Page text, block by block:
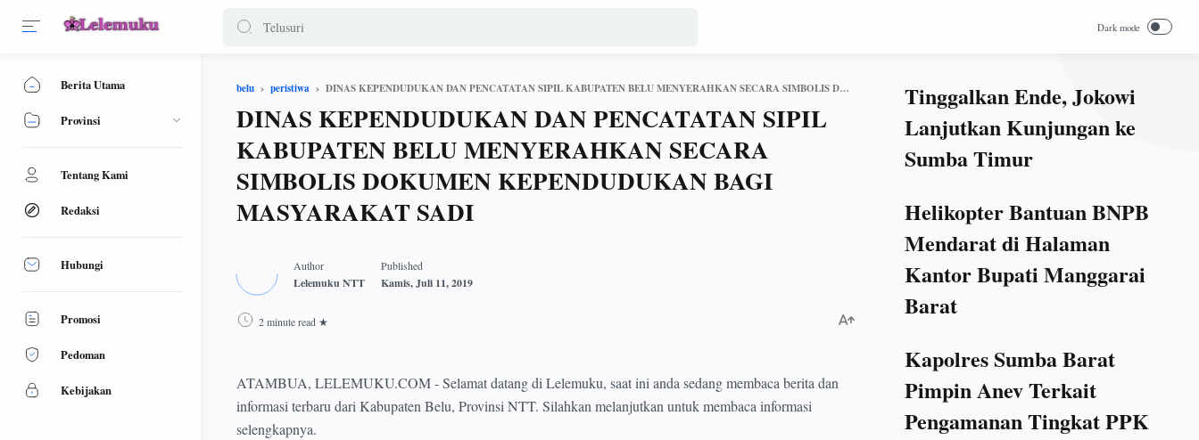
belu peristiwa DINAS KEPENDUDUKAN DAN PENCATATAN SIPIL KABUPATEN BELU MENYERAHKAN SECARA SIMBOLIS DOKUMEN KEPENDUDUKAN BAGI MASYARAKAT SADI
DINAS KEPENDUDUKAN DAN PENCATATAN SIPIL
KABUPATEN BELU MENYERAHKAN SECARA
SIMBOLIS DOKUMEN KEPENDUDUKAN BAGI
MASYARAKAT SADI
2 minute read
ATAMBUA, LELEMUKU.COM - Selamat datang di Lelemuku, saat ini anda sedang membaca berita dan
informasi terbaru dari Kabupaten Belu, Provinsi NTT. Silahkan melanjutkan untuk membaca informasi
selengkapnya.
Tinggalkan Ende, Jokowi
Lanjutkan Kunjungan ke
Sumba Timur
Helikopter Bantuan BNPB
Mendarat di Halaman
Kantor Bupati Manggarai
Barat
Kapolres Sumba Barat
Pimpin Anev Terkait
Pengamanan Tingkat PPK
Berita Utama
Provinsi
Tentang Kami
Redaksi
Hubungi
Promosi
Pedoman
Kebijakan